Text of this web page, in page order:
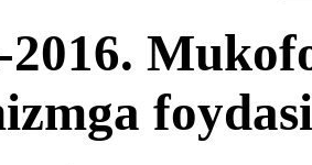
2016.